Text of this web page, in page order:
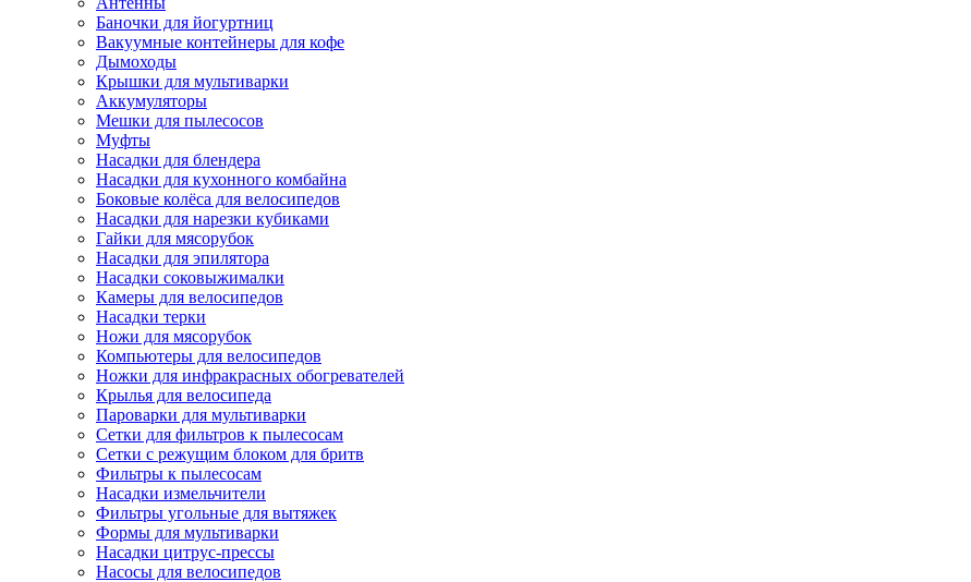
Баночки для йогуртниц
Вакуумные контейнеры для кофе
Дымоходы
Крышки для мультиварки
Аккумуляторы
Мешки для пылесосов
Муфты
Насадки для блендера
Насадки для кухонного комбайна
Боковые колёса для велосипедов
Насадки для нарезки кубиками
Гайки для мясорубок
Насадки для эпилятора
Насадки соковыжималки
Камеры для велосипедов
Насадки терки
Ножи для мясорубок
Компьютеры для велосипедов
Ножки для инфракрасных обогревателей
Крылья для велосипеда
Пароварки для мультиварки
Сетки для фильтров к пылесосам
Сетки с режущим блоком для бритв
Фильтры к пылесосам
Насадки измельчители
Фильтры угольные для вытяжек
Формы для мультиварки
Насадки цитрус-прессы
Насосы для велосипедов